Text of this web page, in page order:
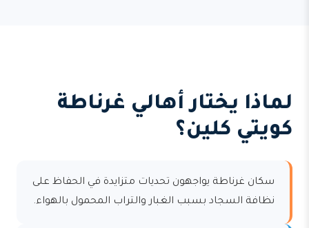
لماذا يختار أهالي غرناطة
كويتي كلين؟
سكان غرناطة يواجهون تحديات متزايدة في الحفاظ على
نظافة السجاد بسبب الغبار والتراب المحمول بالهواء.